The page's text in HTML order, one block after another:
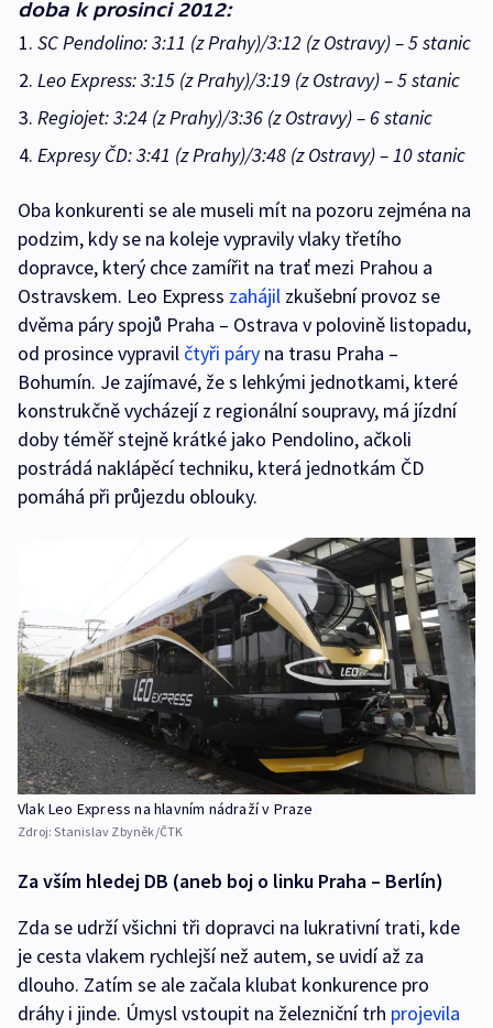
doba k prosinci 2012:
SC Pendolino: 3:11 (z Prahy)/3:12 (z Ostravy) – 5 stanic
Leo Express: 3:15 (z Prahy)/3:19 (z Ostravy) – 5 stanic
Regiojet: 3:24 (z Prahy)/3:36 (z Ostravy) – 6 stanic
Expresy ČD: 3:41 (z Prahy)/3:48 (z Ostravy) – 10 stanic
Oba konkurenti se ale museli mít na pozoru zejména na
podzim, kdy se na koleje vypravily vlaky třetího
dopravce, který chce zamířit na trať mezi Prahou a
Ostravskem. Leo Express zahájil zkušební provoz se
dvěma páry spojů Praha – Ostrava v polovině listopadu,
od prosince vypravil čtyři páry na trasu Praha –
Bohumín. Je zajímavé, že s lehkými jednotkami, které
konstrukčně vycházejí z regionální soupravy, má jízdní
doby téměř stejně krátké jako Pendolino, ačkoli
postrádá naklápěcí techniku, která jednotkám ČD
pomáhá při průjezdu oblouky.
Vlak Leo Express na hlavním nádraží v Praze
Zdroj:Stanislav Zbyněk/ČTK
Za vším hledej DB (aneb boj o linku Praha – Berlín)
Zda se udrží všichni tři dopravci na lukrativní trati, kde
je cesta vlakem rychlejší než autem, se uvidí až za
dlouho. Zatím se ale začala klubat konkurence pro
dráhy i jinde. Úmysl vstoupit na železniční trh projevila